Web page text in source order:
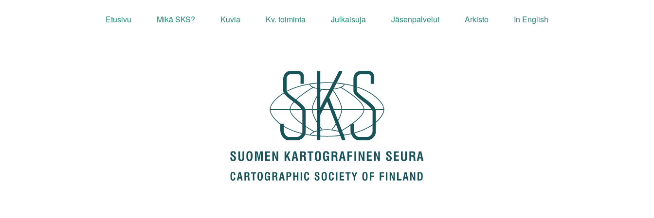
Etusivu Mikä SKS? Kuvia Kv. toiminta Julkaisuja Jäsenpalvelut Arkisto In English